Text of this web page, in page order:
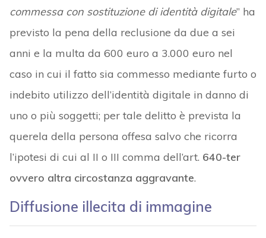
commessa con sostituzione di identità digitale” ha
previsto la pena della reclusione da due a sei
anni e la multa da 600 euro a 3.000 euro nel
caso in cui il fatto sia commesso mediante furto o
indebito utilizzo dell’identità digitale in danno di
uno o più soggetti; per tale delitto è prevista la
querela della persona offesa salvo che ricorra
l’ipotesi di cui al II o III comma dell’art. 640-ter
ovvero altra circostanza aggravante.
Diffusione illecita di immagine